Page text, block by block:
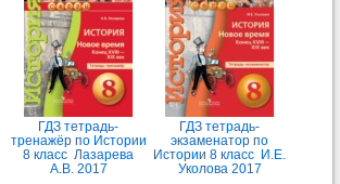
ГДЗ тетрадь-
тренажёр по Истории
8 класс Лазарева
А.В. 2017
ГДЗ тетрадь-
экзаменатор по
Истории 8 класс И.Е.
Уколова 2017